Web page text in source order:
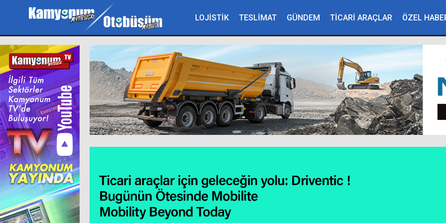
LOJİSTİK TESLİMAT GÜNDEM TİCARİ ARAÇLAR ÖZEL